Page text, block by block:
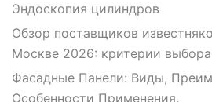
Эндоскопия цилиндров
Обзор поставщиков
Москве 2026: критерии
Фасадные Панели: Виды,
Особенности Применения.